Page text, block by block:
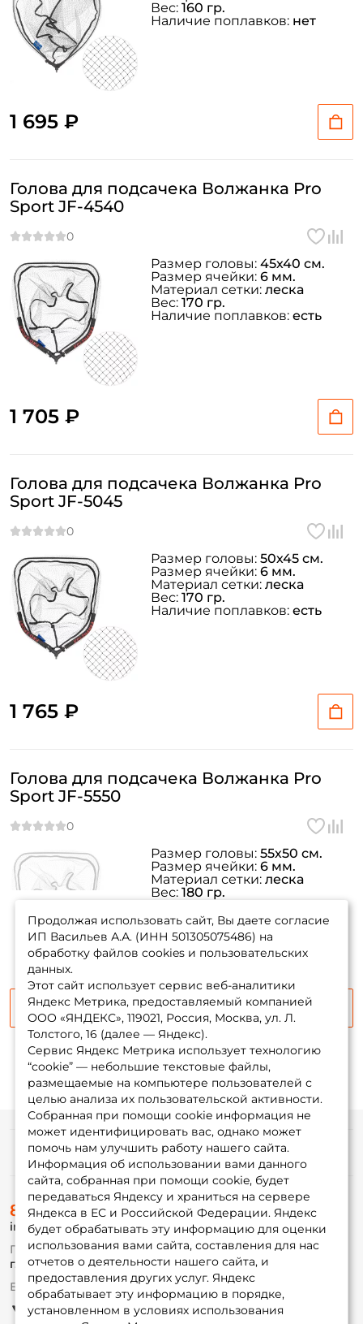
1 695 ₽
Вес: 160 гр.
Наличие поплавков: нет
Голова для подсачека Волжанка Pro
Sport JF-4540
1 705 ₽
Размер головы: 45х40 см.
Размер ячейки: 6 мм.
Материал сетки: леска
Вес: 170 гр.
Наличие поплавков: есть
Голова для подсачека Волжанка Pro
Sport JF-5045
1 765 ₽
Размер головы: 50х45 см.
Размер ячейки: 6 мм.
Материал сетки: леска
Вес: 170 гр.
Наличие поплавков: есть
наличии
Голова для подсачека Волжанка Pro
Sport JF-5550
Сообщить о поступлении
Размер головы: 55х50 см.
Размер ячейки: 6 мм.
Материал сетки: леска
Вес: 180 гр.
Наличие поплавков:
Продолжая использовать сайт, Вы даете согласие
ИП Васильев А.А. (ИНН 501305075486) на
обработку файлов cookies и пользовательских
данных.
Этот сайт использует сервис веб-аналитики
Яндекс Метрика, предоставляемый компанией
ООО «ЯНДЕКС», 119021, Россия, Москва, ул. Л.
Толстого, 16 (далее — Яндекс).
Сервис Яндекс Метрика использует технологию
“cookie” — небольшие текстовые файлы,
размещаемые на компьютере пользователей с
целью анализа их пользовательской активности.
Собранная при помощи cookie информация не
может идентифицировать вас, однако может
помочь нам улучшить работу нашего сайта.
Информация об использовании вами данного
сайта, собранная при помощи cookie, будет
передаваться Яндексу и храниться на сервере
Яндекса в ЕС и Российской Федерации. Яндекс
будет обрабатывать эту информацию для оценки
использования вами сайта, составления для нас
отчетов о деятельности нашего сайта, и
предоставления других услуг. Яндекс
обрабатывает эту информацию в порядке,
установленном в условиях использования
ФИО: *
Придумайте пароль: *
Заполняя данную форму вы соглашаетесь на обработку
персональных данных
У меня уже есть аккаунт
Информация
О магазине
Доставка
Оплата
Fox-bonus
Гуру
Партнерская программа
8 (495) 532-77-88
info@foxfishing.ru
По вопросам с заказом
г. Москва, ул. Плеханова д.7
Ежедневно 10:00 до 20:00